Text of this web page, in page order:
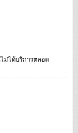
ม่ได้บริการตลอด